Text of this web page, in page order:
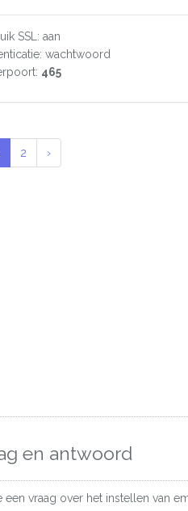
SSL: aan
wachtwoord
465
2 ›
en antwoord
een vraag over het instellen van